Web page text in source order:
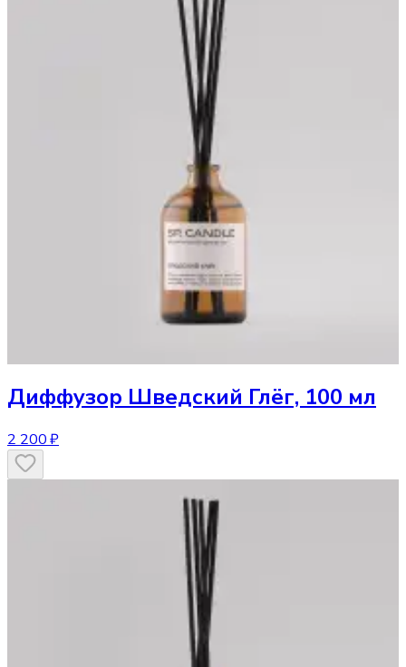
Диффузор Шведский Глёг, 100 мл
2 200 ₽